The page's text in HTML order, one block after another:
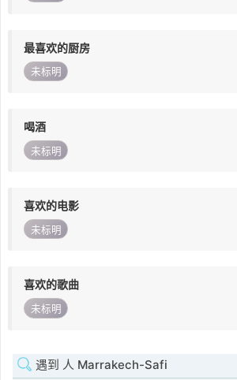
最喜欢的厨房
未标明
喝酒
未标明
喜欢的电影
未标明
喜欢的歌曲
未标明
遇到 人 Marrakech-Safi